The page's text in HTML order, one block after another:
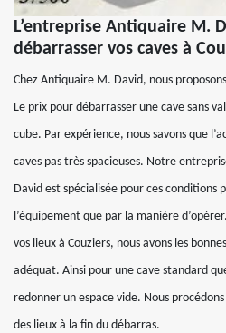
L’entreprise Antiquaire M.
débarrasser vos caves à
Chez Antiquaire M. David, nous
Le prix pour débarrasser une cave sans
cube. Par expérience, nous savons que
caves pas très spacieuses. Notre
David est spécialisée pour ces conditions
l’équipement que par la manière
vos lieux à Couziers, nous avons les
adéquat. Ainsi pour une cave standard
redonner un espace vide. Nous
des lieux à la fin du débarras.